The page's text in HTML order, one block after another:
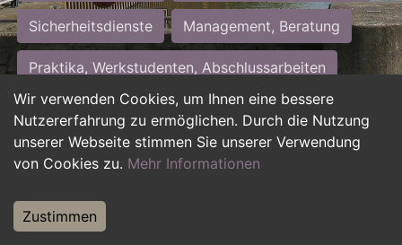
Wir verwenden Cookies, um Ihnen eine bessere
Nutzererfahrung zu ermöglichen. Durch die Nutzung
unserer Webseite stimmen Sie unserer Verwendung
von Cookies zu. Mehr Informationen
Zustimmen
Sicherheitsdienste Management, Beratung
Praktika, Werkstudenten, Abschlussarbeiten
Personalwesen Assistenz, Sekretariat
Hilfskräfte, Aushilfs- und Nebenjobs
Weiterbildung, Studium, duale Ausbildung